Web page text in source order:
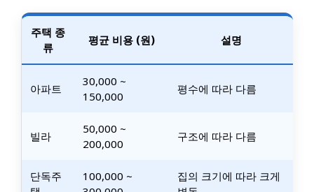
주택 종
류
평균 비용 (원) 설명
아파트
30,000 ~
150,000
평수에 따라 다름
빌라
50,000 ~
200,000
구조에 따라 다름
단독주
100,000 ~
집의 크기에 따라 크게